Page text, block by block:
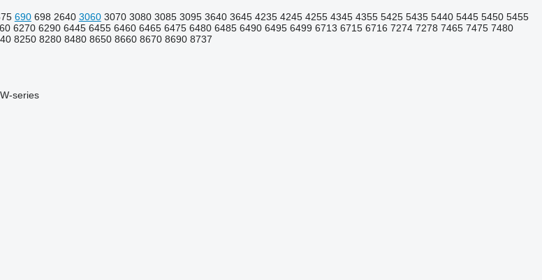
690 698 2640 3060 3070 3080 3085 3095 3640 3645 4235 4245 4255 4345 4355 5425 5435 5440 5445 5450 5455
6270 6290 6445 6455 6460 6465 6475 6480 6485 6490 6495 6499 6713 6715 6716 7274 7278 7465 7475 7480
8250 8280 8480 8650 8660 8670 8690 8737
W-series